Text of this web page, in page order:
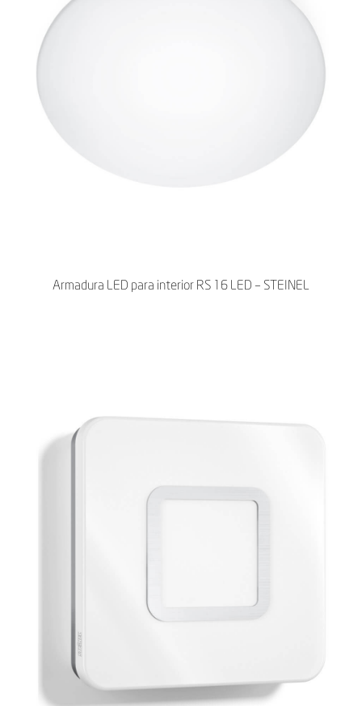
Armadura LED para interior RS 16 LED – STEINEL